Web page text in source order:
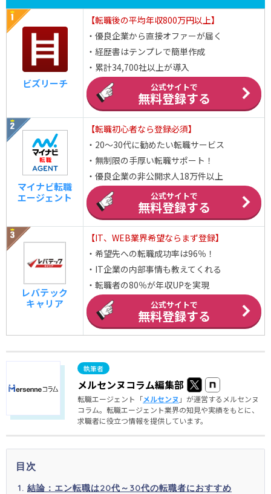
ビズリーチ
【転職後の平均年収800万円以上】
・優良企業から直接オファーが届く
・経歴書はテンプレで簡単作成
・累計34,700社以上が導入
公式サイトで
無料登録する
マイナビ転職
エージェント
【転職初心者なら登録必須】
・20～30代に勧めたい転職サービス
・無制限の手厚い転職サポート！
・優良企業の非公開求人18万件以上
公式サイトで
無料登録する
レバテック
キャリア
【IT、WEB業界希望ならまず登録】
・希望先への転職成功率は96％！
・IT企業の内部事情も教えてくれる
・転職者の80％が年収UPを実現
公式サイトで
無料登録する
メルセンヌコラム編集部
転職エージェント「メルセンヌ 」が運営するメルセンヌ
コラム。転職エージェント業界の知見や実績をもとに、
求職者に役立つ情報を提供しています。
目次
結論：エン転職は20代～30代の転職者におすすめ